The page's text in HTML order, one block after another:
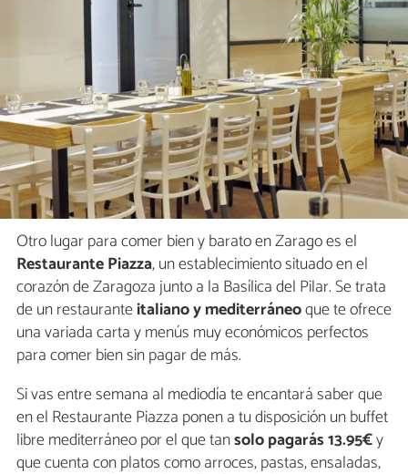
Otro lugar para comer bien y barato en Zarago es el
Restaurante Piazza, un establecimiento situado en el
corazón de Zaragoza junto a la Basílica del Pilar. Se trata
de un restauranteitaliano y mediterráneoque te ofrece
una variada carta y menús muy económicos perfectos
para comer bien sin pagar de más.
Si vas entre semana al mediodía te encantará saber que
en el Restaurante Piazza ponen a tu disposición un buffet
libre mediterráneo por el que tansolo pagarás 13.95€y
que cuenta con platos como arroces, pastas, ensaladas,